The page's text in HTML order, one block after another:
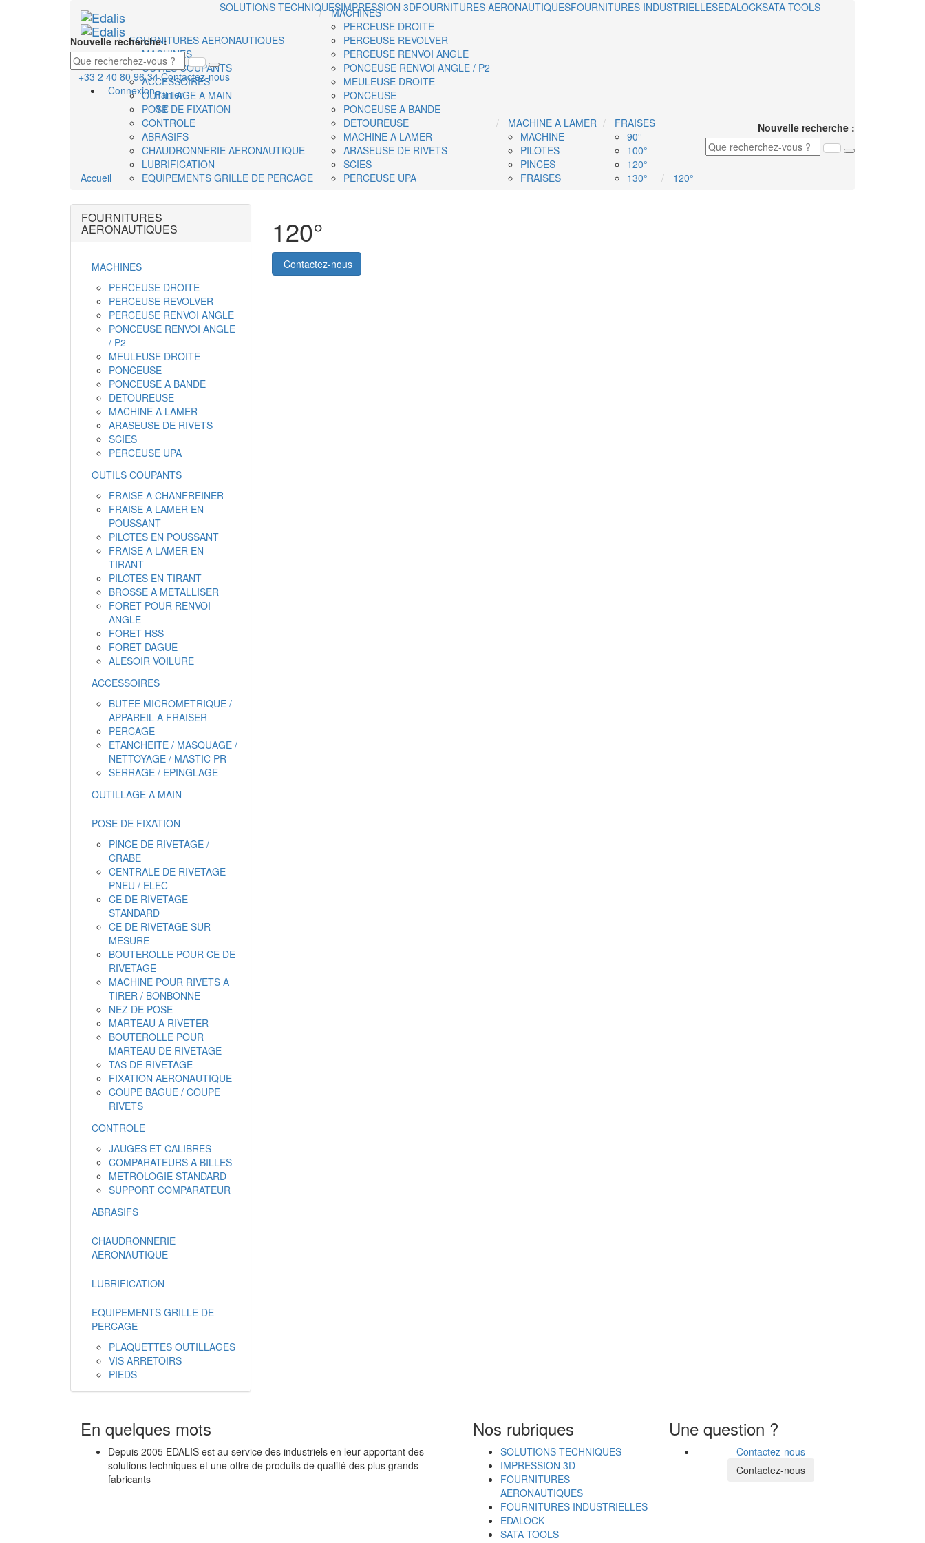
Nouvelle recherche :
+33 2 40 80 96 34 Contactez-nous
ConnexionPanier
0 €
SOLUTIONS TECHNIQUESIMPRESSION 3DFOURNITURES AERONAUTIQUESFOURNITURES INDUSTRIELLESEDALOCKSATA TOOLS
Nouvelle recherche :
Accueil
FOURNITURES AERONAUTIQUES
MACHINES
OUTILS COUPANTS
ACCESSOIRES
OUTILLAGE A MAIN
POSE DE FIXATION
CONTRÔLE
ABRASIFS
CHAUDRONNERIE AERONAUTIQUE
LUBRIFICATION
EQUIPEMENTS GRILLE DE PERCAGE
MACHINES
PERCEUSE DROITE
PERCEUSE REVOLVER
PERCEUSE RENVOI ANGLE
PONCEUSE RENVOI ANGLE / P2
MEULEUSE DROITE
PONCEUSE
PONCEUSE A BANDE
DETOUREUSE
MACHINE A LAMER
ARASEUSE DE RIVETS
SCIES
PERCEUSE UPA
MACHINE A LAMER
MACHINE
PILOTES
PINCES
FRAISES
FRAISES
90°
100°
120°
130°
120°
FOURNITURES
AERONAUTIQUES
MACHINES
PERCEUSE DROITE
PERCEUSE REVOLVER
PERCEUSE RENVOI ANGLE
PONCEUSE RENVOI ANGLE
/ P2
MEULEUSE DROITE
PONCEUSE
PONCEUSE A BANDE
DETOUREUSE
MACHINE A LAMER
ARASEUSE DE RIVETS
SCIES
PERCEUSE UPA
OUTILS COUPANTS
FRAISE A CHANFREINER
FRAISE A LAMER EN
POUSSANT
PILOTES EN POUSSANT
FRAISE A LAMER EN
TIRANT
PILOTES EN TIRANT
BROSSE A METALLISER
FORET POUR RENVOI
ANGLE
FORET HSS
FORET DAGUE
ALESOIR VOILURE
ACCESSOIRES
BUTEE MICROMETRIQUE /
APPAREIL A FRAISER
PERCAGE
ETANCHEITE / MASQUAGE /
NETTOYAGE / MASTIC PR
SERRAGE / EPINGLAGE
OUTILLAGE A MAIN
POSE DE FIXATION
PINCE DE RIVETAGE /
CRABE
CENTRALE DE RIVETAGE
PNEU / ELEC
CE DE RIVETAGE
STANDARD
CE DE RIVETAGE SUR
MESURE
BOUTEROLLE POUR CE DE
RIVETAGE
MACHINE POUR RIVETS A
TIRER / BONBONNE
NEZ DE POSE
MARTEAU A RIVETER
BOUTEROLLE POUR
MARTEAU DE RIVETAGE
TAS DE RIVETAGE
FIXATION AERONAUTIQUE
COUPE BAGUE / COUPE
RIVETS
CONTRÔLE
JAUGES ET CALIBRES
COMPARATEURS A BILLES
METROLOGIE STANDARD
SUPPORT COMPARATEUR
ABRASIFS
CHAUDRONNERIE
AERONAUTIQUE
LUBRIFICATION
EQUIPEMENTS GRILLE DE
PERCAGE
PLAQUETTES OUTILLAGES
VIS ARRETOIRS
PIEDS
120°
Contactez-nous
En quelques mots
Depuis 2005 EDALIS est au service des industriels en leur apportant des
solutions techniques et une offre de produits de qualité des plus grands
fabricants
Nos rubriques
SOLUTIONS TECHNIQUES
IMPRESSION 3D
FOURNITURES
AERONAUTIQUES
FOURNITURES INDUSTRIELLES
EDALOCK
SATA TOOLS
Une question ?
Contactez-nous
Contactez-nous